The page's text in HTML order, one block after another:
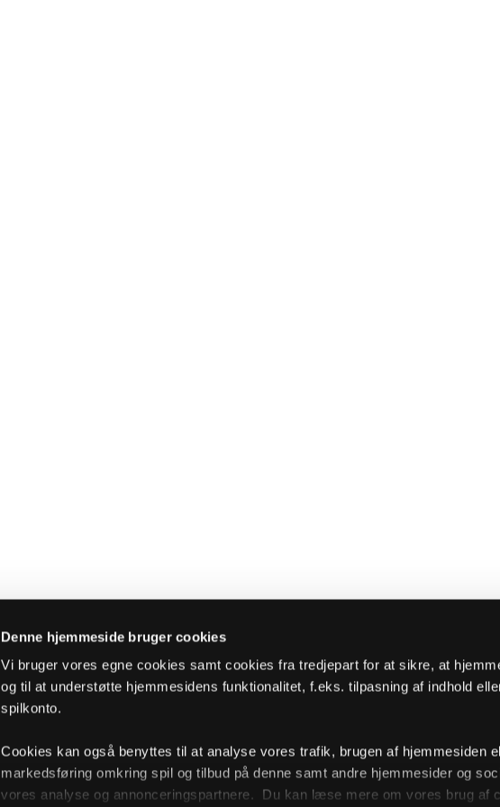
Denne hjemmeside bruger cookies
Vi bruger vores egne cookies samt cookies fra tredjepart for at sikre, at
og til at understøtte hjemmesidens funktionalitet, f.eks. tilpasning af indhold
spilkonto.
Cookies kan også benyttes til at analyse vores trafik, brugen af hjemmesiden
markedsføring omkring spil og tilbud på denne samt andre hjemmesider og
vores analyse og annonceringspartnere. Du kan læse mere om vores brug af